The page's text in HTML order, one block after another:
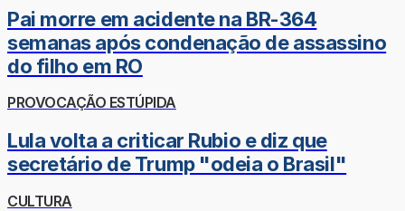
Pai morre em acidente na BR-364
semanas após condenação de assassino
do filho em RO
PROVOCAÇÃO ESTÚPIDA
Lula volta a criticar Rubio e diz que
secretário de Trump "odeia o Brasil"
CULTURA